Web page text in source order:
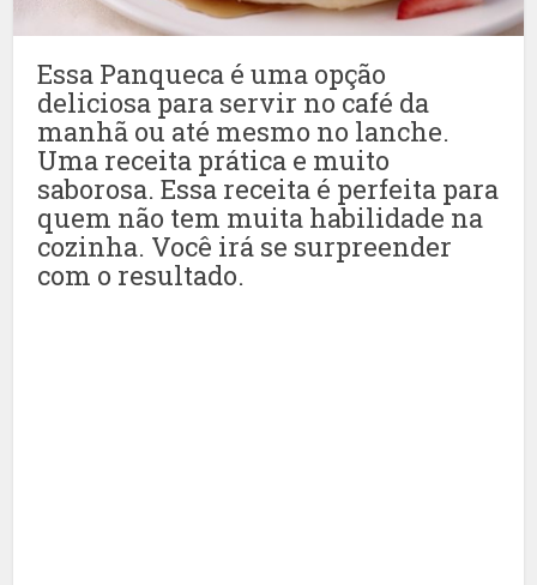
Essa Panqueca é uma opção
deliciosa para servir no café da
manhã ou até mesmo no lanche.
Uma receita prática e muito
saborosa. Essa receita é perfeita para
quem não tem muita habilidade na
cozinha. Você irá se surpreender
com o resultado.